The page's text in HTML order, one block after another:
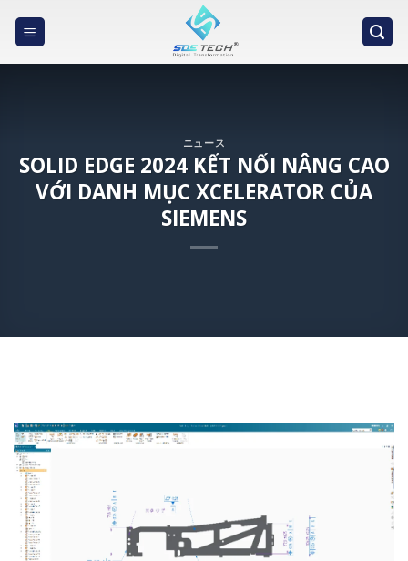
ニュース
SOLID EDGE 2024 KẾT NỐI NÂNG CAO
VỚI DANH MỤC XCELERATOR CỦA
SIEMENS